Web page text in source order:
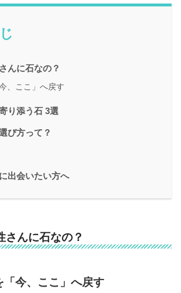
んに石なの？
、ここ」へ戻す
り添う石 3選
び方って？
出会いたい方へ
さんに石なの？
「今、ここ」へ戻す